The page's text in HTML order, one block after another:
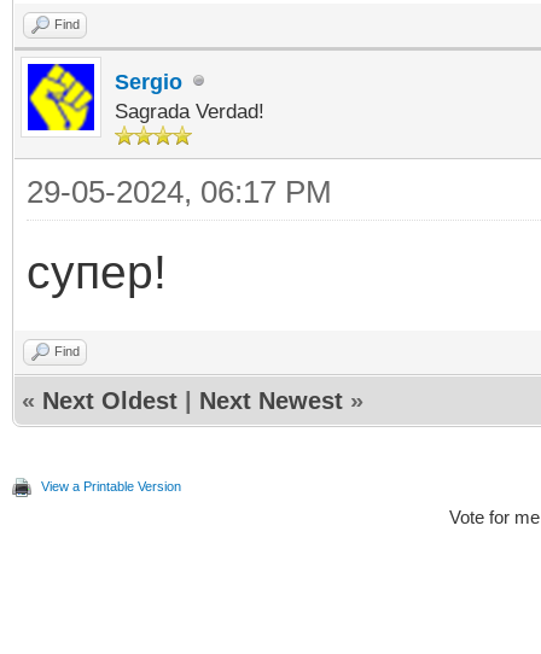
Find
Sergio
Sagrada Verdad!
29-05-2024, 06:17 PM
супер!
Find
« Next Oldest Next Newest »
View a Printable Version
Vote for